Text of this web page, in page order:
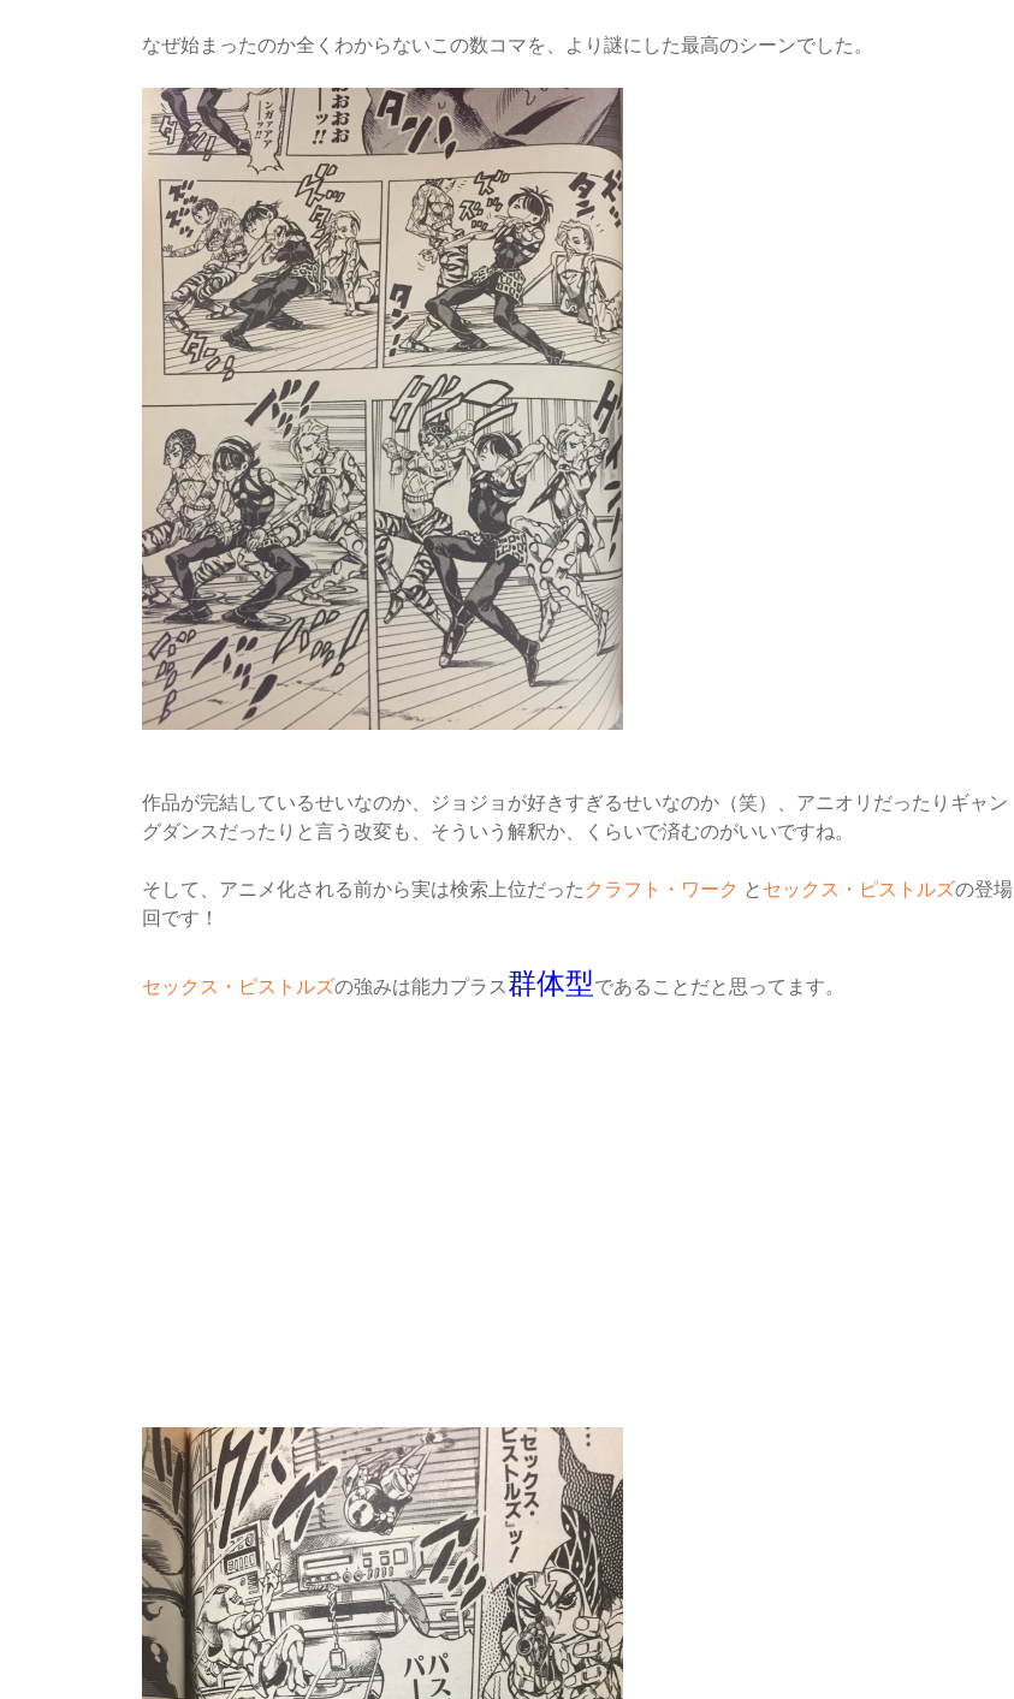
なぜ始まったのか全くわからないこの数コマを、より謎にした最高のシーンでした。
作品が完結しているせいなのか、ジョジョが好きすぎるせいなのか（笑）、アニオリだったりギャン
グダンスだったりと言う改変も、そういう解釈か、くらいで済むのがいいですね。
そして、アニメ化される前から実は検索上位だったクラフト・ワーク とセックス・ピストルズの登場
回です ！
セックス・ピストルズの強みは能力プラス群体型であることだと思ってます。